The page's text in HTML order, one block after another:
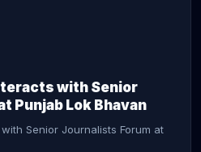
with Senior
Punjab Lok Bhavan
Senior Journalists Forum at